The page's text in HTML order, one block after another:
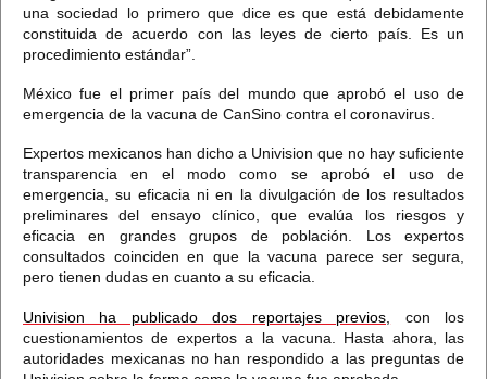
una sociedad lo primero que dice es que está debidamente
constituidade acuerdo con las leyes de cierto país. Es un
procedimiento estándar”.
México fue el primer país del mundo que aprobó el uso de
emergencia de la vacuna de CanSino contra el coronavirus.
Expertos mexicanos han dicho a Univision que no hay suficiente
transparencia en el modo como se aprobó el uso de
emergencia, su eficacia ni en la divulgación de los resultados
preliminares del ensayo clínico, que evalúa los riesgos y
eficacia en grandes grupos de población. Los expertos
consultados coinciden en que la vacuna parece ser segura,
pero tienen dudas en cuanto a su eficacia.
Univision ha publicado dos reportajes previos,
con los
cuestionamientos de expertos a la vacuna. Hasta ahora, las
autoridades mexicanas no han respondido a las preguntas de